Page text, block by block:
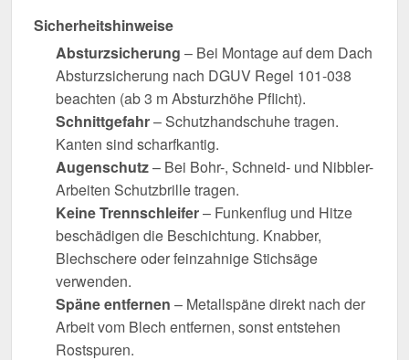
Sicherheitshinweise
Absturzsicherung – Bei Montage auf dem Dach
Absturzsicherung nach DGUV Regel 101-038
beachten (ab 3 m Absturzhöhe Pflicht).
Schnittgefahr– Schutzhandschuhe tragen.
Kanten sind scharfkantig.
Augenschutz– Bei Bohr-, Schneid- und Nibbler-
Arbeiten Schutzbrille tragen.
Keine Trennschleifer– Funkenflug und Hitze
beschädigen die Beschichtung. Knabber,
Blechschere oder feinzahnige Stichsäge
verwenden.
Späne entfernen – Metallspäne direkt nach der
Arbeit vom Blech entfernen, sonst entstehen
Rostspuren.